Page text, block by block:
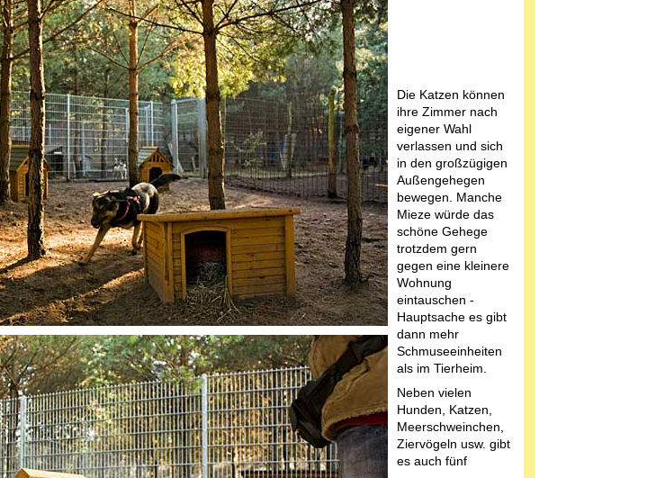
Die Katzen können
ihre Zimmer nach
eigener Wahl
verlassen und sich
in den großzügigen
Außengehegen
bewegen. Manche
Mieze würde das
schöne Gehege
trotzdem gern
gegen eine kleinere
Wohnung
eintauschen -
Hauptsache es gibt
dann mehr
Schmuseeinheiten
als im Tierheim.
Neben vielen
Hunden, Katzen,
Meerschweinchen,
Ziervögeln usw. gibt
es auch fünf